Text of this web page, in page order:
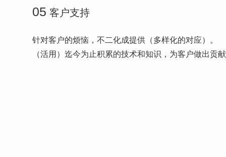
05 客户支持
针对客户的烦恼，不二化成提供（多样化的对应）。
（活用）迄今为止积累的技术和知识，为客户做出贡